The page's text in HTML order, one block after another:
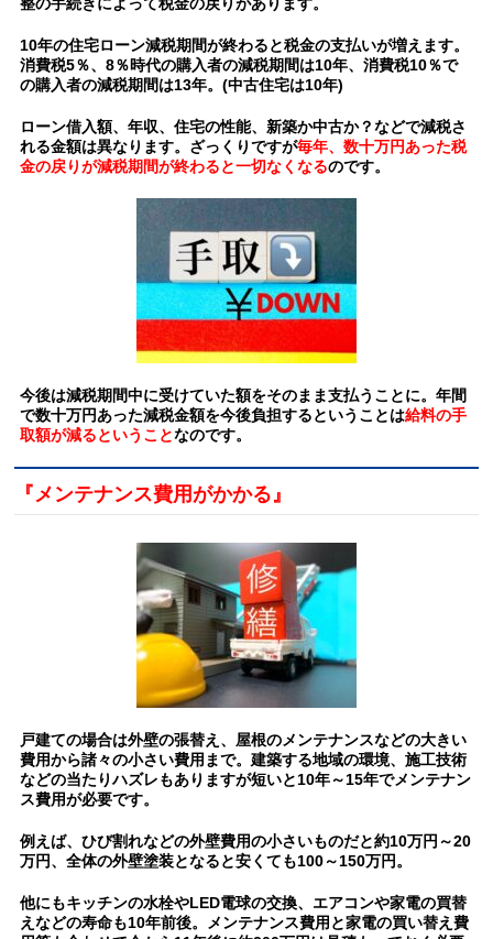
10年の住宅ローン減税期間が終わると税金の支払いが増えます。
消費税5％、8％時代の購入者の減税期間は10年、消費税10％で
の購入者の減税期間は13年。(中古住宅は10年)
ローン借入額、年収、住宅の性能、新築か中古か？などで減税さ
れる金額は異なります。ざっくりですが毎年、数十万円あった税
金の戻りが減税期間が終わると一切なくなるのです。
今後は減税期間中に受けていた額をそのまま支払うことに。年間
で数十万円あった減税金額を今後負担するということは給料の手
取額が減るということなのです。
『メンテナンス費用がかかる』
戸建ての場合は外壁の張替え、屋根のメンテナンスなどの大きい
費用から諸々の小さい費用まで。建築する地域の環境、施工技術
などの当たりハズレもありますが短いと10年～15年でメンテナン
ス費用が必要です。
例えば、ひび割れなどの外壁費用の小さいものだと約10万円～20
万円、全体の外壁塗装となると安くても100～150万円。
他にもキッチンの水栓やLED電球の交換、エアコンや家電の買替
えなどの寿命も10年前後。メンテナンス費用と家電の買い替え費